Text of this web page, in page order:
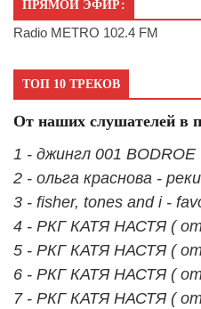
ПРЯМОЙ ЭФИР:
Radio METRO 102.4 FM
ТОП 10 ТРЕКОВ
От наших слушателей в
1 - джингл 001 BODROE
2 - ольга краснова - реки
3 - fisher, tones and i -
4 - РКГ КАТЯ НАСТЯ (
5 - РКГ КАТЯ НАСТЯ (
6 - РКГ КАТЯ НАСТЯ (
7 - РКГ КАТЯ НАСТЯ (